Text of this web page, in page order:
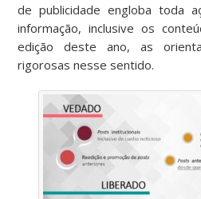
de publicidade engloba toda
informação, inclusive os
edição deste ano, as
rigorosas nesse sentido.